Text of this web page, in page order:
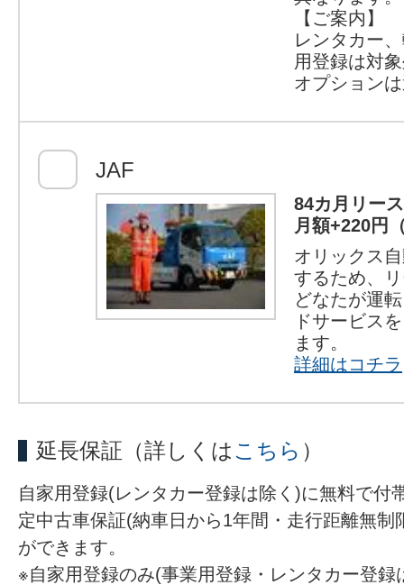
【ご案内】
レンタカー
用登録は対
オプション
JAF
84カ月リー
月額+220円
オリックス
するため、
どなたが運
ドサービス
ます。
詳細はコチラ
延長保証 （詳しくはこちら ）
自家用登録(レンタカー登録は除く)に無料で付
定中古車保証(納車日から1年間・走行距離無制
ができます。
※自家用登録のみ(事業用登録・レンタカー登録